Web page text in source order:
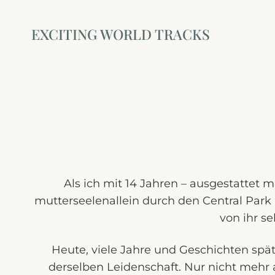
springenEXCITING WORLD TRACKS
Als ich mit 14 Jahren – ausgestattet
mutterseelenallein durch den Central
von ihr
Heute, viele Jahre und Geschichten
derselben Leidenschaft. Nur nicht mehr